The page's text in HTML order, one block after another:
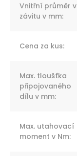
Vnitřní průměr v
závitu v mm:
Cena za kus:
Max. tloušťka
připojovaného
dílu v mm:
Max. utahovací
moment v Nm: